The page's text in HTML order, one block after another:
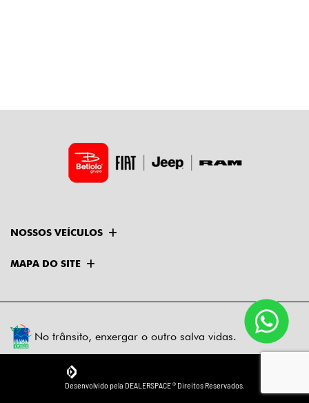
NOSSOS VEÍCULOS
MAPA DO SITE
No trânsito, enxergar o outro salva vidas.
Desenvolvido pela DEALERSPACE ® Direitos Reservados.